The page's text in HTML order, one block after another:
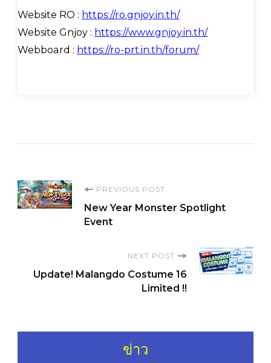
Website RO : https://ro.gnjoy.in.th/
Website Gnjoy : https://www.gnjoy.in.th/
Webboard : https://ro-prt.in.th/forum/
Post
Navigation
PREVIOUS POST
New Year Monster Spotlight
Event
NEXT POST
Update! Malangdo Costume 16
Limited !!
ข่าว